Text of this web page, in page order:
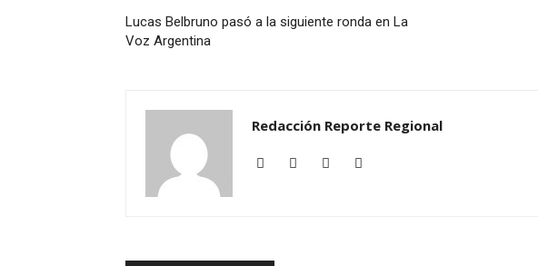
Lucas Belbruno pasó a la siguiente ronda en La
Voz Argentina
Redacción Reporte Regional